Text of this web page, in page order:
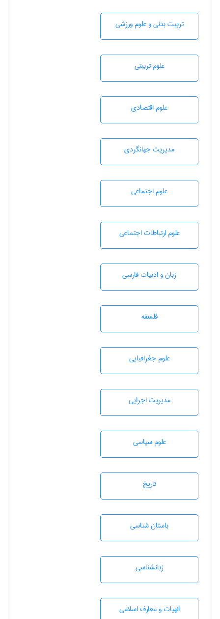
تربيت بدنی و علوم ورزشی
علوم تربيتی
علوم اقتصادی
مديريت جهانگردی
علوم اجتماعی
علوم ارتباطات اجتماعی
زبان و ادبيات فارسی
فلسفه
علوم جغرافيايی
مديريت اجرايی
علوم سياسی
تاريخ
باستان شناسی
زبانشناسی
الهیات و معارف اسلامی